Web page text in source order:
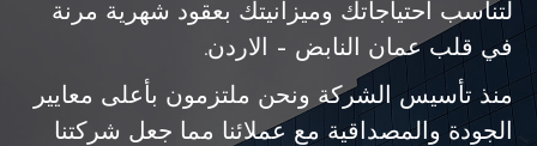
لتناسب احتياجاتك وميزانيتك بعقود شهرية مرنة
في قلب عمان النابض – الاردن.
منذ تأسيس الشركة ونحن ملتزمون بأعلى معايير
الجودة والمصداقية مع عملائنا مما جعل شركتنا